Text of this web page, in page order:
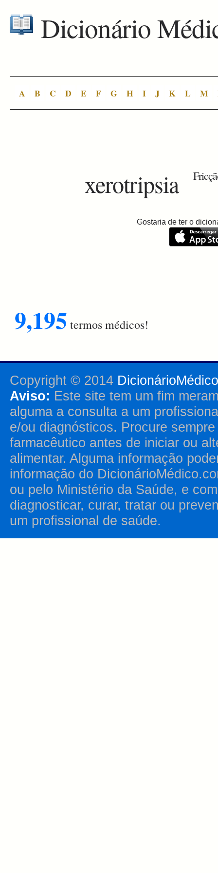
Dicionário
A B C D E F G H I J K L M
xerotripsia
Gostaria de ter o
9,195 termos médicos!
Copyright © 2014
Aviso: Este site tem um fim
alguma a consulta a um
e/ou diagnósticos. Procure
farmacêutico antes de iniciar ou
alimentar. Alguma informação
informação do
ou pelo Ministério da Saúde, e
diagnosticar, curar, tratar ou
um profissional de saúde.